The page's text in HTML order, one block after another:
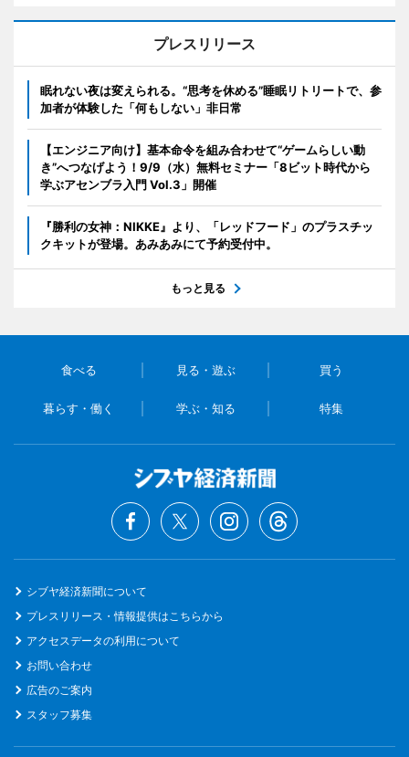
プレスリリース
眠れない夜は変えられる。“思考を休める”睡眠リトリートで、参
加者が体験した「何もしない」非日常
【エンジニア向け】基本命令を組み合わせて“ゲームらしい動
き”へつなげよう！9/9（水）無料セミナー「8ビット時代から
学ぶアセンブラ入門 Vol.3」開催
『勝利の女神：NIKKE』より、「レッドフード」のプラスチッ
クキットが登場。あみあみにて予約受付中。
もっと見る
食べる 見る・遊ぶ 買う
暮らす・働く 学ぶ・知る 特集
シブヤ経済新聞について
プレスリリース・情報提供はこちらから
アクセスデータの利用について
お問い合わせ
広告のご案内
スタッフ募集